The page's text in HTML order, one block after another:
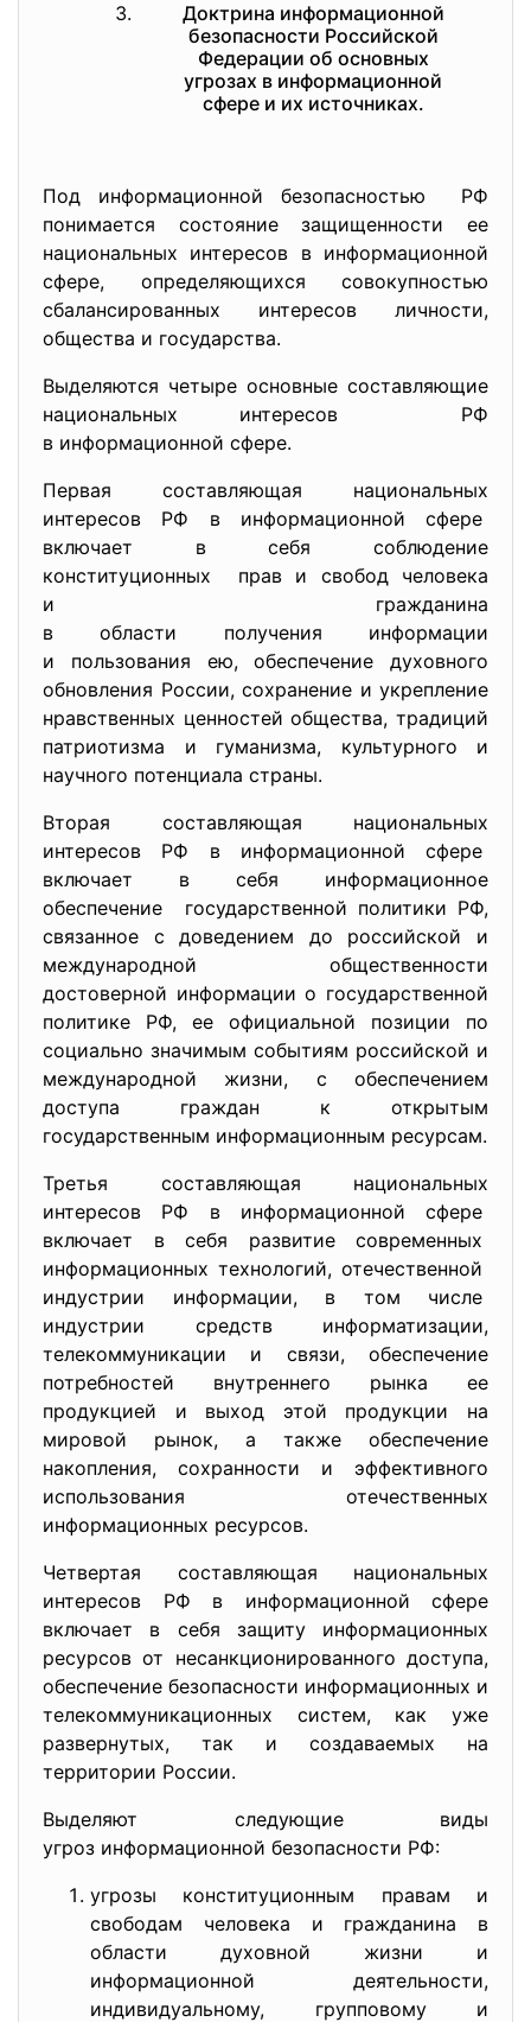
Доктрина информационной
безопасности Российской
Федерации об основных
угрозах в информационной
сфере и их источниках.
Под информационной безопасностью РФ
понимается состояние защищенности ее
национальных интересов в информационной
сфере, определяющихся совокупностью
сбалансированных интересов личности,
общества и государства.
Выделяются четыре основные составляющие
национальных интересов РФ
в информационной сфере.
Первая составляющая национальных
интересов РФ в информационной сфере
включает в себя соблюдение
конституционных прав и свобод человека
и гражданина
в области получения информации
и пользования ею, обеспечение духовного
обновления России, сохранение и укрепление
нравственных ценностей общества, традиций
патриотизма и гуманизма, культурного и
научного потенциала страны.
Вторая составляющая национальных
интересов РФ в информационной сфере
включает в себя информационное
обеспечение государственной политики РФ,
связанное с доведением до российской и
международной общественности
достоверной информации о государственной
политике РФ, ее официальной позиции по
социально значимым событиям российской и
международной жизни, с обеспечением
доступа граждан к открытым
государственным информационным ресурсам.
Третья составляющая национальных
интересов РФ в информационной сфере
включает в себя развитие современных
информационных технологий, отечественной
индустрии информации, в том числе
индустрии средств информатизации,
телекоммуникации и связи, обеспечение
потребностей внутреннего рынка ее
продукцией и выход этой продукции на
мировой рынок, а также обеспечение
накопления, сохранности и эффективного
использования отечественных
информационных ресурсов.
Четвертая составляющая национальных
интересов РФ в информационной сфере
включает в себя защиту информационных
ресурсов от несанкционированного доступа,
обеспечение безопасности информационных и
телекоммуникационных систем, как уже
развернутых, так и создаваемых на
территории России.
Выделяют следующие виды
угроз информационной безопасности РФ:
угрозы конституционным правам и
свободам человека и гражданина в
области духовной жизни и
информационной деятельности,
индивидуальному, групповому и